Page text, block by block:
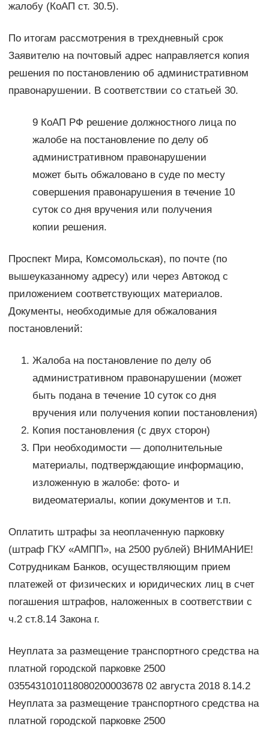
жалобу (КоАП ст. 30.5).
По итогам рассмотрения в трехдневный срок
Заявителю на почтовый адрес направляется копия
решения по постановлению об административном
правонарушении. В соответствии со статьей 30.
9 КоАП РФ решение должностного лица по
жалобе на постановление по делу об
административном правонарушении
может быть обжаловано в суде по месту
совершения правонарушения в течение 10
суток со дня вручения или получения
копии решения.
Проспект Мира, Комсомольская), по почте (по
вышеуказанному адресу) или через Автокод с
приложением соответствующих материалов.
Документы, необходимые для обжалования
постановлений:
Жалоба на постановление по делу об
административном правонарушении (может
быть подана в течение 10 суток со дня
вручения или получения копии постановления)
Копия постановления (с двух сторон)
При необходимости — дополнительные
материалы, подтверждающие информацию,
изложенную в жалобе: фото- и
видеоматериалы, копии документов и т.п.
Оплатить штрафы за неоплаченную парковку
(штраф ГКУ «АМПП», на 2500 рублей) ВНИМАНИЕ!
Сотрудникам Банков, осуществляющим прием
платежей от физических и юридических лиц в счет
погашения штрафов, наложенных в соответствии с
ч.2 ст.8.14 Закона г.
Неуплата за размещение транспортного средства на
платной городской парковке 2500
0355431010118080200003678 02 августа 2018 8.14.2
Неуплата за размещение транспортного средства на
платной городской парковке 2500